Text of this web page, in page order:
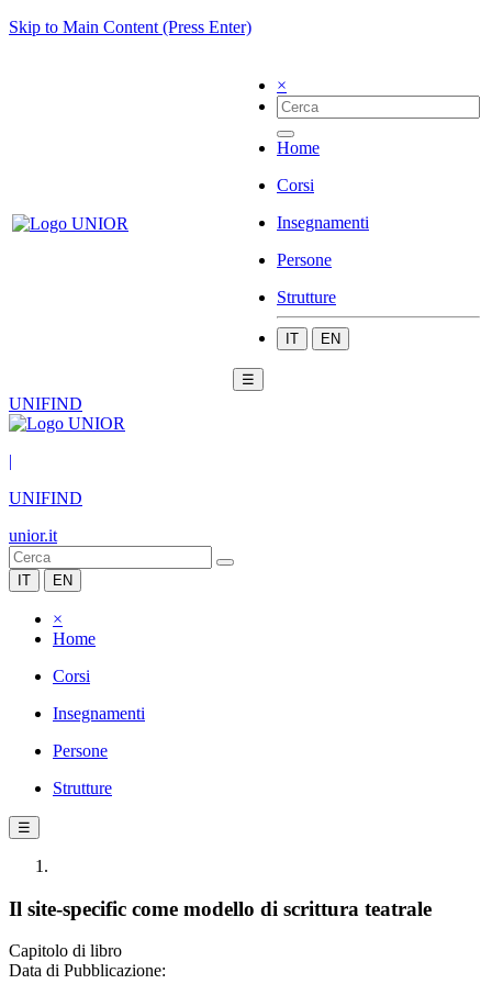
Skip to Main Content (Press Enter)
×
Home
Corsi
Insegnamenti
Persone
Strutture
IT EN
☰
UNIFIND
|
UNIFIND
unior.it
IT EN
×
Home
Corsi
Insegnamenti
Persone
Strutture
☰
Il site-specific come modello di scrittura teatrale
Capitolo di libro
Data di Pubblicazione: